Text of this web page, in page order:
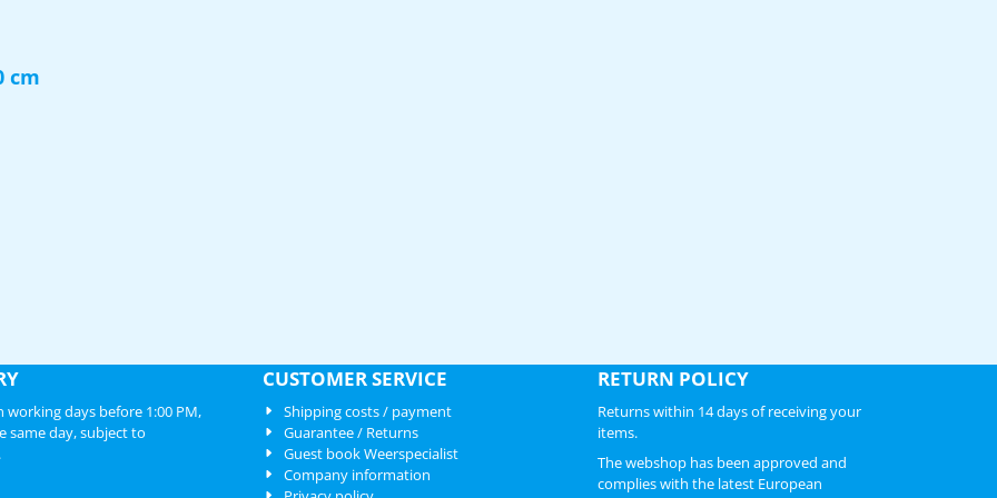
cm
working days before 1:00 PM,
same day, subject to
CUSTOMER SERVICE
Shipping costs / payment
Guarantee / Returns
Guest book Weerspecialist
Company information
RETURN POLICY
Returns within 14 days of receiving your
items.
The webshop has been approved and
complies with the latest European